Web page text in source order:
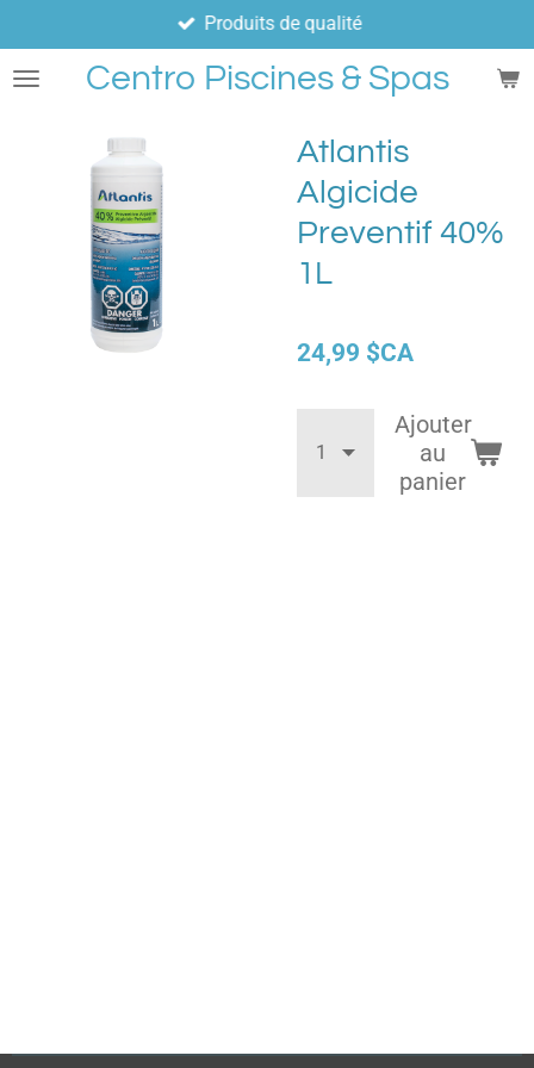
au
contenu Centro Piscines & Spas
Produits de qualité
Atlantis
Algicide
Preventif 40%
1L
24,99 $CA
Ajouter
au
panier